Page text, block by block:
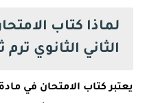
لماذا كتاب
الثاني الثانوي ترم ثاني
يعتبر كتاب الامتحان في